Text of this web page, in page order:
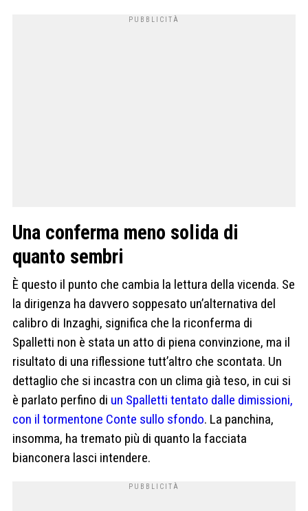
Una conferma meno solida di
quanto sembri
È questo il punto che cambia la lettura della vicenda. Se
la dirigenza ha davvero soppesato un’alternativa del
calibro di Inzaghi, significa che la riconferma di
Spalletti non è stata un atto di piena convinzione, ma il
risultato di una riflessione tutt’altro che scontata. Un
dettaglio che si incastra con un clima già teso, in cui si
è parlato perfino di un Spalletti tentato dalle dimissioni,
con il tormentone Conte sullo sfondo. La panchina,
insomma, ha tremato più di quanto la facciata
bianconera lasci intendere.